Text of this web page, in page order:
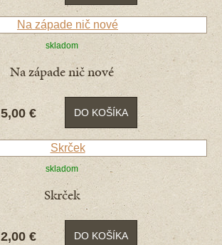
skladom
Na západe nič nové
5,00 € DO KOŠÍKA
skladom
Skrček
2,00 € DO KOŠÍKA